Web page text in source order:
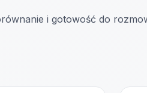
i gotowość do